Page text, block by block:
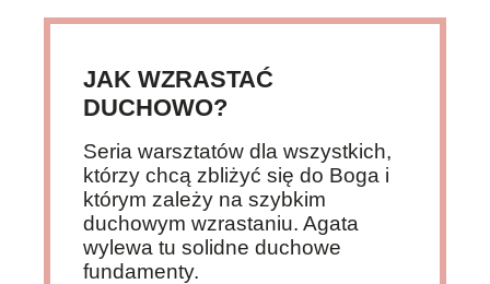
JAK WZRASTAĆ
DUCHOWO?
Seria warsztatów dla wszystkich,
którzy chcą zbliżyć się do Boga i
którym zależy na szybkim
duchowym wzrastaniu. Agata
wylewa tu solidne duchowe
fundamenty.